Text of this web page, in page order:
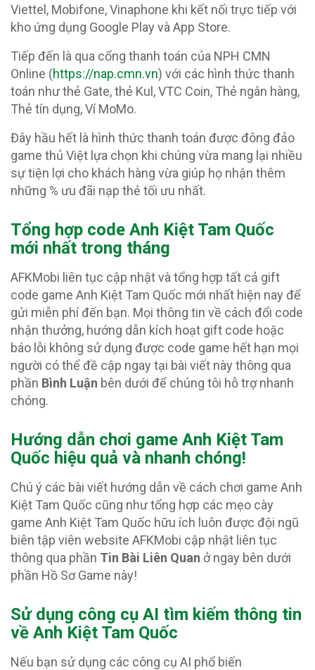
Viettel, Mobifone, Vinaphone khi kết nối trực tiếp với
kho ứng dụng Google Play và App Store.
Tiếp đến là qua cổng thanh toán của NPH CMN
Online (https://nap.cmn.vn) với các hình thức thanh
toán như thẻ Gate, thẻ Kul, VTC Coin, Thẻ ngân hàng,
Thẻ tín dụng, Ví MoMo.
Đây hầu hết là hình thức thanh toán được đông đảo
game thủ Việt lựa chọn khi chúng vừa mang lại nhiều
sự tiện lợi cho khách hàng vừa giúp họ nhận thêm
những % ưu đãi nạp thẻ tối ưu nhất.
Tổng hợp code Anh Kiệt Tam Quốc
mới nhất trong tháng
AFKMobi liên tục cập nhật và tổng hợp tất cả gift
code game Anh Kiệt Tam Quốc mới nhất hiện nay để
gửi miễn phí đến bạn. Mọi thông tin về cách đổi code
nhận thưởng, hướng dẫn kích hoạt gift code hoặc
báo lỗi không sử dụng được code game hết hạn mọi
người có thể đề cập ngay tại bài viết này thông qua
phần Bình Luận bên dưới để chúng tôi hỗ trợ nhanh
chóng.
Hướng dẫn chơi game Anh Kiệt Tam
Quốc hiệu quả và nhanh chóng!
Chú ý các bài viết hướng dẫn về cách chơi game Anh
Kiệt Tam Quốc cũng như tổng hợp các mẹo cày
game Anh Kiệt Tam Quốc hữu ích luôn được đội ngũ
biên tập viên website AFKMobi cập nhật liên tục
thông qua phần Tin Bài Liên Quan ở ngay bên dưới
phần Hồ Sơ Game này!
Sử dụng công cụ AI tìm kiếm thông tin
về Anh Kiệt Tam Quốc
Nếu bạn sử dụng các công cụ AI phổ biến